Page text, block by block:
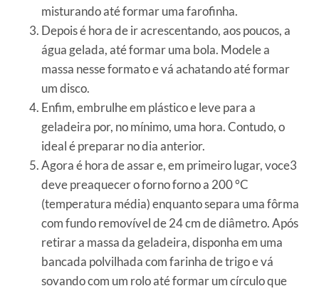
misturando até formar uma farofinha.
Depois é hora de ir acrescentando, aos poucos, a
água gelada, até formar uma bola. Modele a
massa nesse formato e vá achatando até formar
um disco.
Enfim, embrulhe em plástico e leve para a
geladeira por, no mínimo, uma hora. Contudo, o
ideal é preparar no dia anterior.
Agora é hora de assar e, em primeiro lugar, voce3
deve preaquecer o forno forno a 200 °C
(temperatura média) enquanto separa uma fôrma
com fundo removível de 24 cm de diâmetro. Após
retirar a massa da geladeira, disponha em uma
bancada polvilhada com farinha de trigo e vá
sovando com um rolo até formar um círculo que